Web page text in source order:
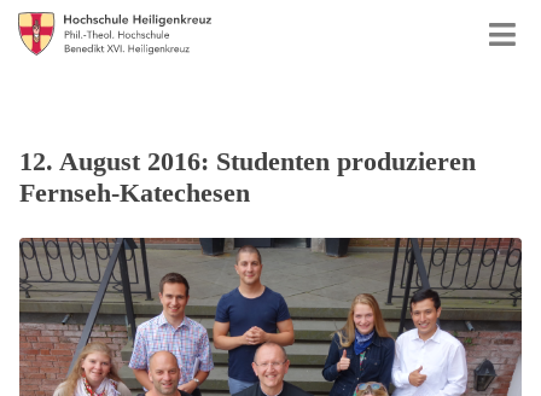
12. August 2016: Studenten produzieren
Fernseh-Katechesen